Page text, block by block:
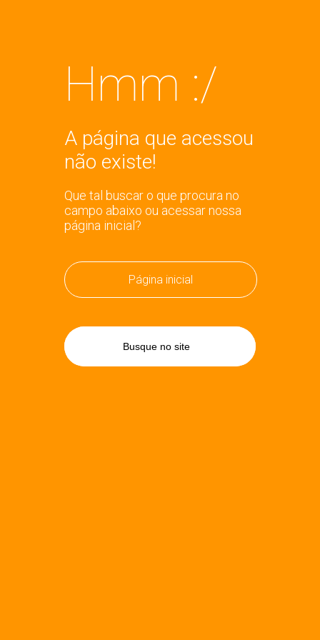
Hmm :/
A página que acessou
não existe!
Que tal buscar o que procura no
campo abaixo ou acessar nossa
página inicial?
Página inicial